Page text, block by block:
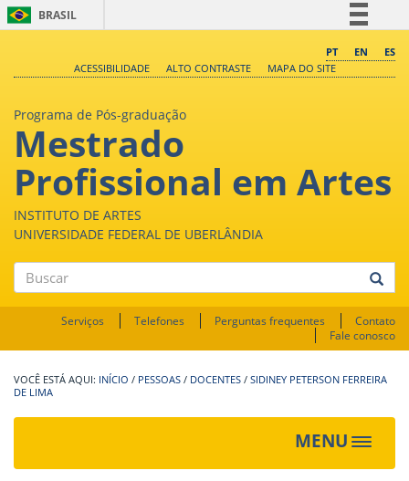
BRASIL
Comunica BR
Canais
PT EN
ES
ACESSIBILIDADE
ALTO CONTRASTE MAPA DO SITE
Programa de Pós-graduação
Mestrado
Profissional em Artes
INSTITUTO DE ARTES
UNIVERSIDADE FEDERAL DE UBERLÂNDIA
Buscar
Serviços Telefones Perguntas frequentes
Contato
Fale conosco
INÍCIO / PESSOAS / DOCENTES / SIDINEY PETERSON FERREIRA
DE LIMA
MENU
Toggle